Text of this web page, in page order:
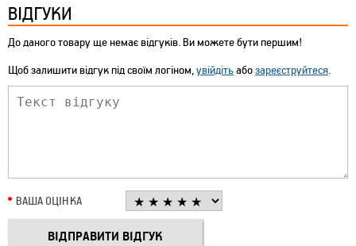
ВІДГУКИ
До даного товару ще немає відгуків. Ви можете бути першим!
Щоб залишити відгук під своїм логіном,увійдітьабозареєструйтеся.
ВАША ОЦІНКА